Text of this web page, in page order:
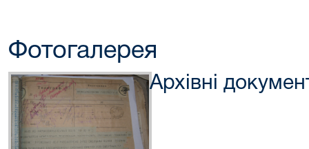
Фотогалерея
Архівні